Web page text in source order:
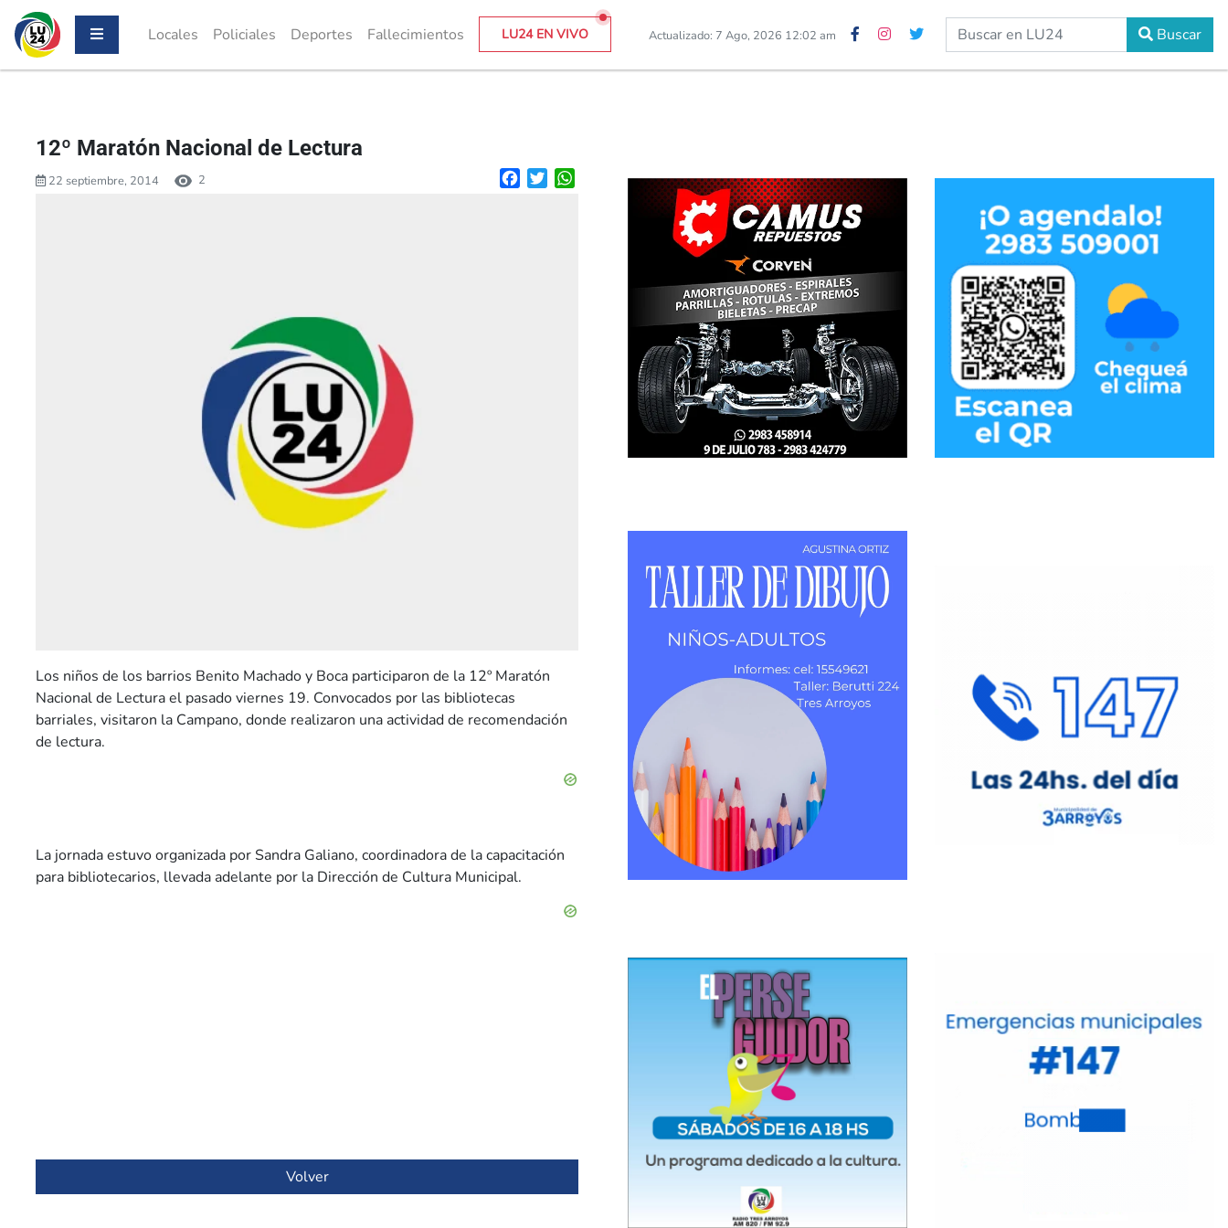
Locales Policiales Deportes Fallecimientos LU24 EN VIVO Actualizado: 7 Ago, 2026 12:02 am Buscar
12º Maratón Nacional de Lectura
22 septiembre, 2014 2 FacebookTwitterWhatsApp
Los niños de los barrios Benito Machado y Boca participaron de la 12º Maratón
Nacional de Lectura el pasado viernes 19. Convocados por las bibliotecas
barriales, visitaron la Campano, donde realizaron una actividad de recomendación
de lectura.
La jornada estuvo organizada por Sandra Galiano, coordinadora de la capacitación
para bibliotecarios, llevada adelante por la Dirección de Cultura Municipal.
Volver